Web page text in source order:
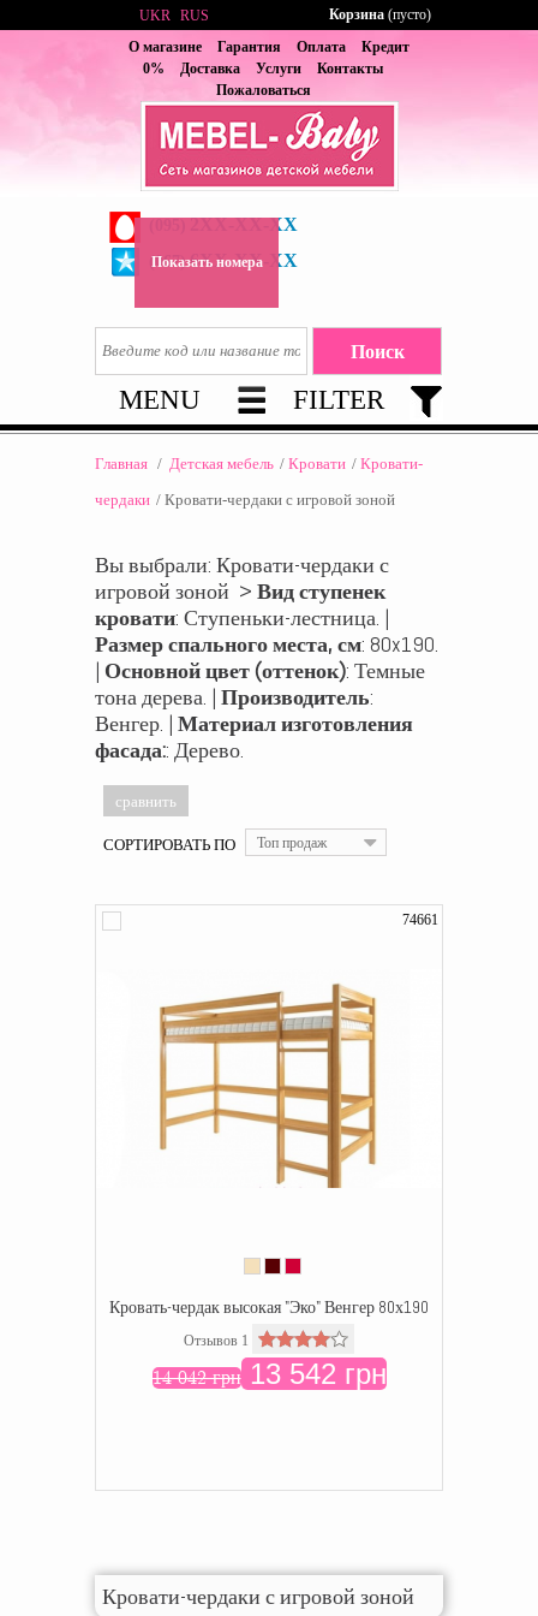
О магазине Гарантия Оплата
Кредит
0%
Доставка Услуги
Контакты
Пожаловаться
2XX-XX-XX
(067) 6XX-XX-XX
Показать номера
UKR RUS Корзина (пусто)
MENU FILTER
Главная / Детская мебель / Кровати / Кровати-
чердаки / Кровати-чердаки с игровой зоной
Вы выбрали: Кровати-чердаки с
игровой зоной > Вид ступенек
кровати: Ступеньки-лестница. |
Размер спального места, см: 80x190.
| Основной цвет (оттенок): Темные
тона дерева. | Производитель:
Венгер. | Материал изготовления
фасада:: Дерево.
СОРТИРОВАТЬ ПО Топ продаж
74661
Кровать-чердак высокая "Эко" Венгер 80х190
Отзывов 1
14 042 грн13 542 грн
Кровати-чердаки с игровой зоной